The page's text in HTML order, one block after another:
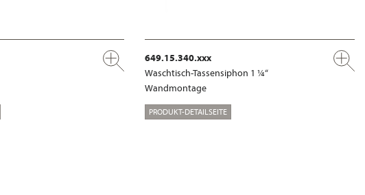
649.15.340.xxx
Waschtisch-Tassensiphon 1 ¼“
Wandmontage
PRODUKT-DETAILSEITE